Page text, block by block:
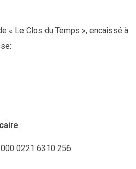
« Le Clos du Temps », encaissé à
0221 6310 256